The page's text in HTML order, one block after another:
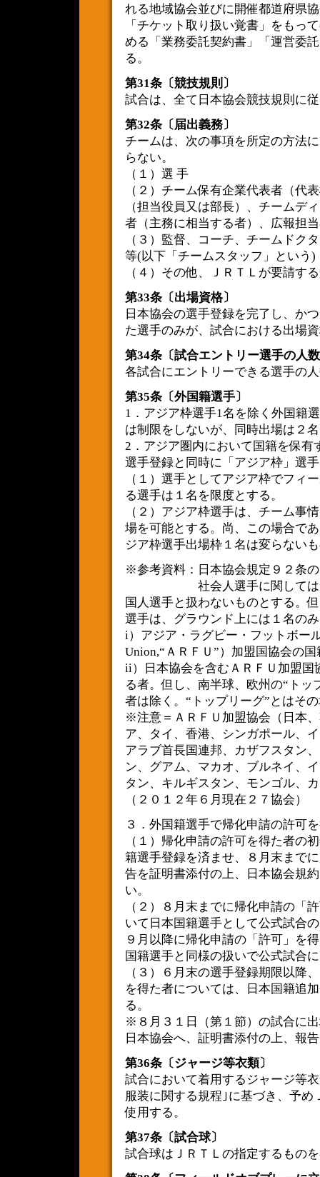
れる地域協会並びに開催都道府県
「チケット取り扱い覚書」をも
める「業務委託契約書」「運営委
る。
第31条〔競技規則〕
試合は、全て日本協会競技規則に
第32条〔届出義務〕
チームは、次の事項を所定の方法
らない。
（１）選 手
（２）チーム保有企業代表者（代
（担当役員又は部長）、チームデ
者（主務に相当する者）、広報担
（３）監督、コーチ、チームドク
等(以下「チームスタッフ」という)
（４）その他、ＪＲＴＬが要請す
第33条〔出場資格〕
日本協会の選手登録を完了し、か
た選手のみが、試合における出場
第34条〔試合エントリー選手の人
各試合にエントリーできる選手の
第35条〔外国籍選手〕
1．アジア枠選手1名を除く外国籍
は制限をしないが、同時出場は２
2．アジア圏内において国籍を保
選手登録と同時に「アジア枠」選
（１）選手としてアジア枠でフィ
る選手は１名を限度とする。
（２）アジア枠選手は、チーム事
場を可能とする。尚、この場合で
ジア枠選手出場枠１名は変らない
※参考資料：日本協会規定９２条
社会人選手に関しては、以
国人選手と扱わないものとする。
選手は、グラウンド上には１名の
i）アジア・ラグビー・フットボ
Union,“ＡＲＦＵ”）加盟国協会の
ii）日本協会を含むＡＲＦＵ加盟国
る者。但し、南半球、欧州の“ト
者は除く。“トップリーグ”とはそ
※注意＝ＡＲＦＵ加盟協会（日本
ア、タイ、香港、シンガポール、
アラブ首長国連邦、カザフスタン
ン、グアム、マカオ、ブルネイ、
タン、キルギスタン、モンゴル
（２０１２年６月現在２７協会）
３．外国籍選手で帰化申請の許可
（１）帰化申請の許可を得た者の
籍選手登録を済ませ、８月末まで
告を証明書添付の上、日本協会規
い。
（２）８月末までに帰化申請の「
いて日本国籍選手として公式試合
９月以降に帰化申請の「許可」を
国籍選手と同様の扱いで公式試合
（３）６月末の選手登録期限以降
を得た者については、日本国籍追
る。
※８月３１日（第１節）の試合に
日本協会へ、証明書添付の上、報
第36条〔ジャージ等衣類〕
試合において着用するジャージ等
服装に関する規程｣に基づき、予
使用する。
第37条〔試合球〕
試合球はＪＲＴＬの指定するもの